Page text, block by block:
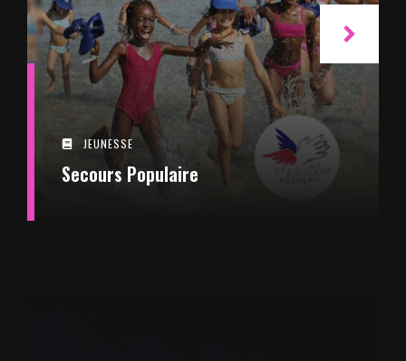
JEUNESSE
Secours Populaire